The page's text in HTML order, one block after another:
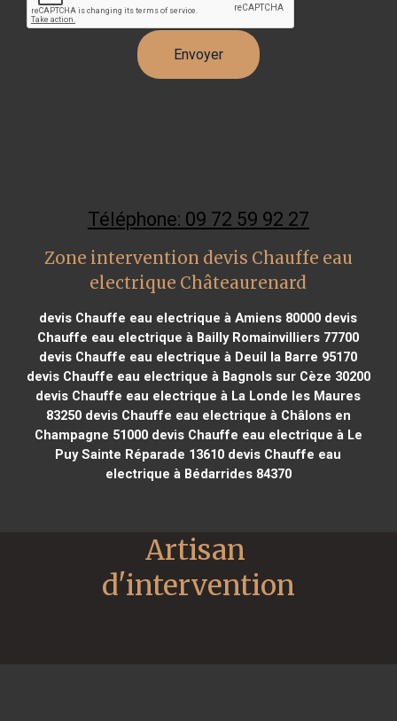
Téléphone: 09 72 59 92 27
Zone intervention devis Chauffe eau
electrique Châteaurenard
devis Chauffe eau electrique à Amiens 80000 devis
Chauffe eau electrique à Bailly Romainvilliers 77700
devis Chauffe eau electrique à Deuil la Barre 95170
devis Chauffe eau electrique à Bagnols sur Cèze 30200
devis Chauffe eau electrique à La Londe les Maures
83250devis Chauffe eau electrique à Châlons en
Champagne 51000devis Chauffe eau electrique à Le
Puy Sainte Réparade 13610 devis Chauffe eau
electrique à Bédarrides 84370
Artisan
d'intervention